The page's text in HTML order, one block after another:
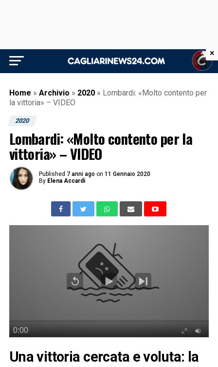
Home » Archivio » 2020 » Lombardi: «Molto contento per
la vittoria» – VIDEO
2020
Lombardi: «Molto contento per la
vittoria» – VIDEO
Published 7 anni ago on 11 Gennaio 2020
By Elena Accardi
Una vittoria cercata e voluta: la
×